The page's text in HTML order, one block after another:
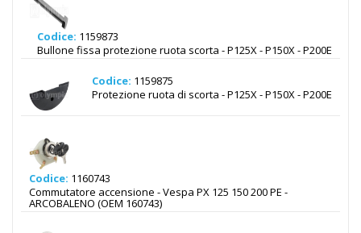
Codice: 1159873
Bullone fissa protezione ruota scorta - P125X - P150X - P200E
Codice: 1159875
Protezione ruota di scorta - P125X - P150X - P200E
Codice: 1160743
Commutatore accensione - Vespa PX 125 150 200 PE -
ARCOBALENO (OEM 160743)